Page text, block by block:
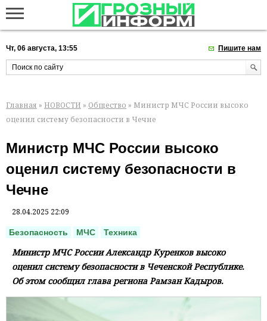
Чт, 06 августа, 13:55 Пишите нам
Главная » НОВОСТИ » Общество » Министр МЧС России высоко
оценил систему безопасности в Чечне
Министр МЧС России высоко
оценил систему безопасности в
Чечне
28.04.2025 22:09
Безопасность МЧС Техника
Министр МЧС России Александр Куренков высоко
оценил систему безопасности в Чеченской Республике.
Об этом сообщил глава региона Рамзан Кадыров.